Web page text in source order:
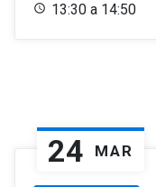
13:30 a 14:50
24 MAR